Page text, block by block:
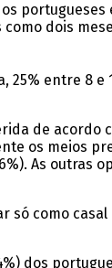
dois
25% entre 8 e
de acordo
os meios
As outras
como casal
dos